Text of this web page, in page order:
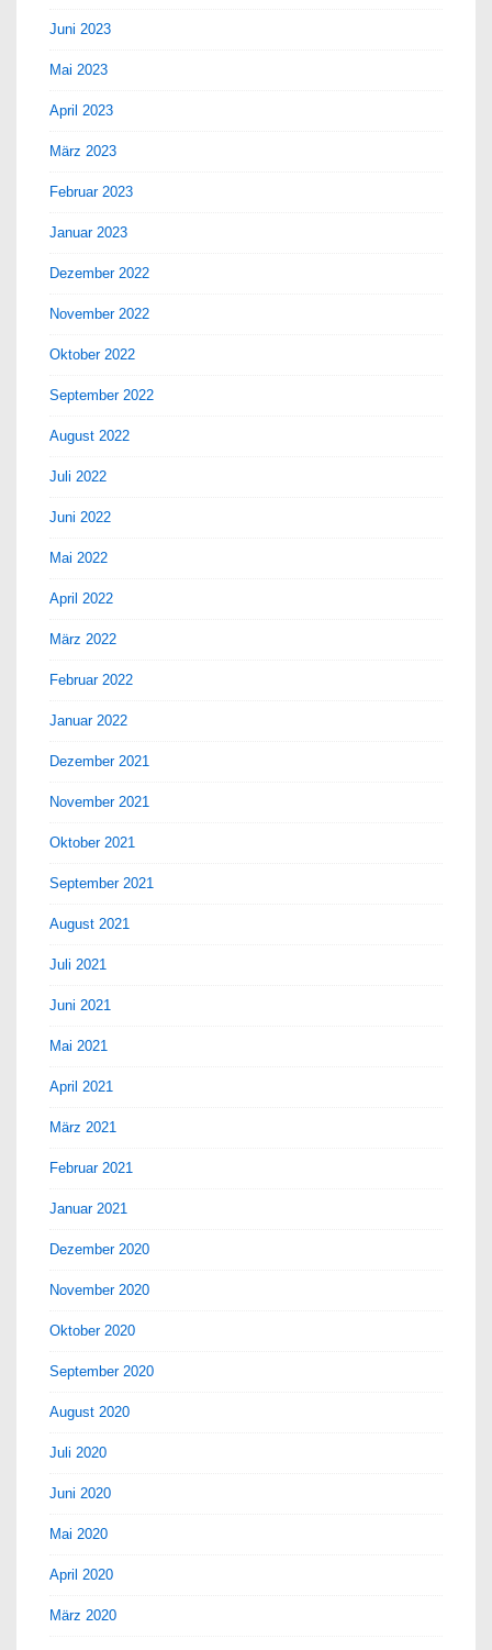
Juni 2023
Mai 2023
April 2023
März 2023
Februar 2023
Januar 2023
Dezember 2022
November 2022
Oktober 2022
September 2022
August 2022
Juli 2022
Juni 2022
Mai 2022
April 2022
März 2022
Februar 2022
Januar 2022
Dezember 2021
November 2021
Oktober 2021
September 2021
August 2021
Juli 2021
Juni 2021
Mai 2021
April 2021
März 2021
Februar 2021
Januar 2021
Dezember 2020
November 2020
Oktober 2020
September 2020
August 2020
Juli 2020
Juni 2020
Mai 2020
April 2020
März 2020